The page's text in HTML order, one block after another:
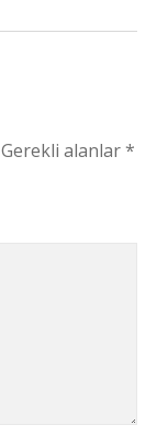
Gerekli alanlar*